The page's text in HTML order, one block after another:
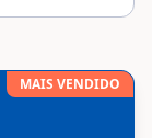
MAIS VENDIDO